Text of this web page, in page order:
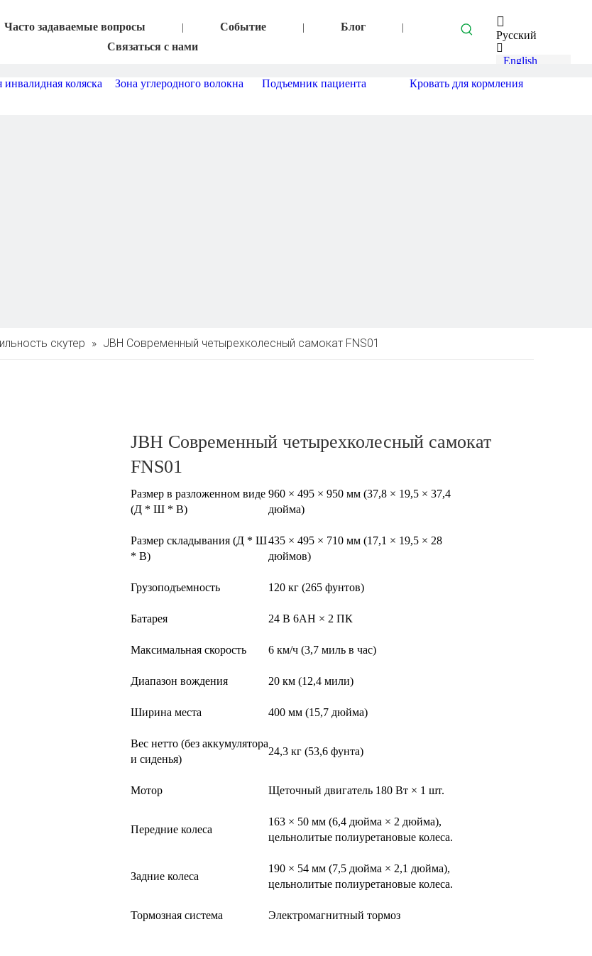
Часто задаваемые вопросы | Событие | Блог |
Связаться с нами
Pусский
English
Français
инвалидная коляска Зона углеродного волокна Подъемник пациента Кровать для кормления
скутер » JBH Современный четырехколесный самокат FNS01
JBH Современный четырехколесный самокат
FNS01
Размер в разложенном виде
(Д * Ш * В)
960 × 495 × 950 мм (37,8 × 19,5 × 37,4
дюйма)
Размер складывания (Д * Ш
* В)
435 × 495 × 710 мм (17,1 × 19,5 × 28
дюймов)
Грузоподъемность 120 кг (265 фунтов)
Батарея 24 В 6AH × 2 ПК
Максимальная скорость 6 км/ч (3,7 миль в час)
Диапазон вождения 20 км (12,4 мили)
Ширина места 400 мм (15,7 дюйма)
Вес нетто (без аккумулятора
и сиденья)
24,3 кг (53,6 фунта)
Мотор Щеточный двигатель 180 Вт × 1 шт.
Передние колеса
163 × 50 мм (6,4 дюйма × 2 дюйма),
цельнолитые полиуретановые колеса.
Задние колеса
190 × 54 мм (7,5 дюйма × 2,1 дюйма),
цельнолитые полиуретановые колеса.
Тормозная система Электромагнитный тормоз